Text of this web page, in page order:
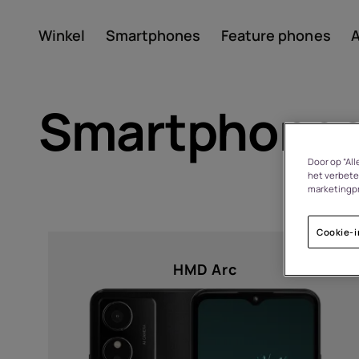
Winkel Smartphones Feature phones
Recycling van apparaten
HMD Arc
Door op
het
Cookie-